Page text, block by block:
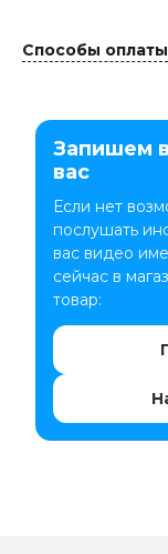
Способы оплаты
Запишем
вас
Если нет
послушать
вас видео
сейчас в
товар: